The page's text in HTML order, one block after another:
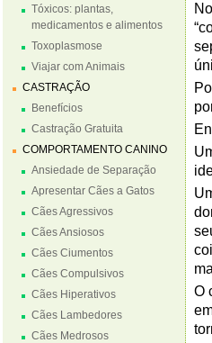
Tóxicos: plantas,
medicamentos e alimentos
Toxoplasmose
Viajar com Animais
CASTRAÇÃO
Benefícios
Castração Gratuita
COMPORTAMENTO CANINO
Ansiedade de Separação
Apresentar Cães a Gatos
Cães Agressivos
Cães Ansiosos
Cães Ciumentos
Cães Compulsivos
Cães Hiperativos
Cães Lambedores
Cães Medrosos
O